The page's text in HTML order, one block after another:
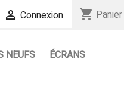
 Connexion shopping_cart Panier
NEUFS
ÉCRANS